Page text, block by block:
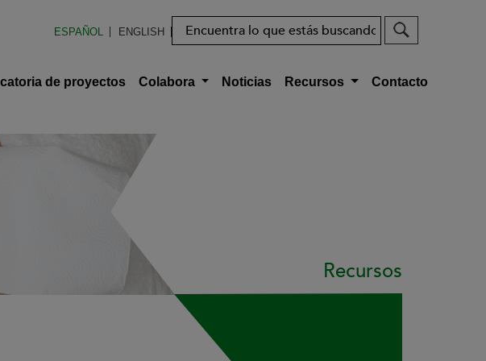
ESPAÑOL ENGLISH
Buscar
de proyectos Colabora Noticias Recursos Contacto
Recursos